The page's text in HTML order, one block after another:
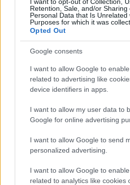
Retention, Sale, and/or Sharing
Personal Data that Is Unrelated
Purposes for which it was
Opted Out
Google consents
I want to allow Google to
related to advertising like
device identifiers in apps.
I want to allow my user data to
Google for online advertising
I want to allow Google to send
personalized advertising.
I want to allow Google to
related to analytics like cookies